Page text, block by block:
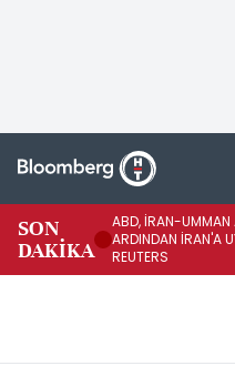
SON
DAKİKA
ABD, İRAN-UMMAN
ARDINDAN İRAN'A
REUTERS